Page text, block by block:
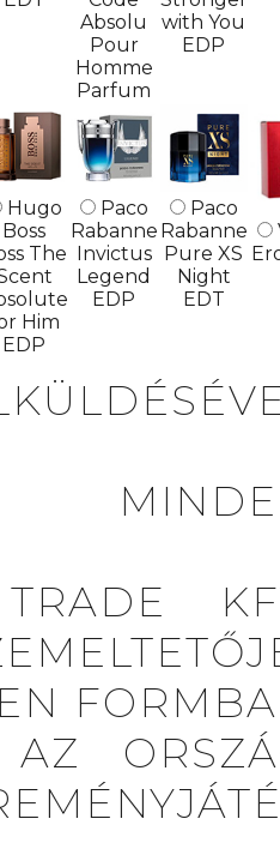
Absolu
Pour
Homme
Parfum
with You
EDP
Hugo
Boss
The
Him
EDP
Paco
Rabanne
Invictus
Legend
EDP
Paco
Rabanne
Pure XS
Night
EDT